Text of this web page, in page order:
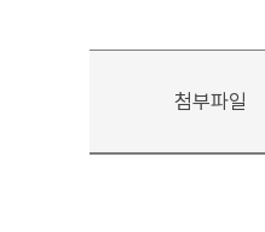
첨부파일